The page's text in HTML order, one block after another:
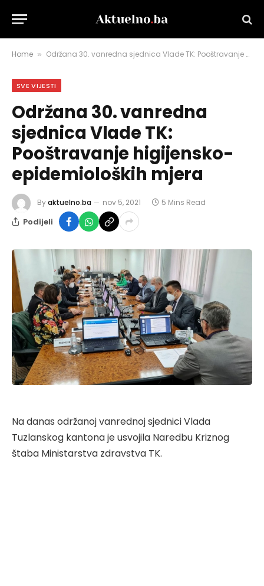
Home » Održana 30. vanredna sjednica Vlade TK: Pooštravanje higijensko-epidemioloških mjera
SVE VIJESTI
Održana 30. vanredna
sjednica Vlade TK:
Pooštravanje higijensko-
epidemioloških mjera
Byaktuelno.ba nov 5, 2021 5 Mins Read
Podijeli
Na danas održanoj vanrednoj sjednici Vlada
Tuzlanskog kantona je usvojila Naredbu Kriznog
štaba Ministarstva zdravstva TK.